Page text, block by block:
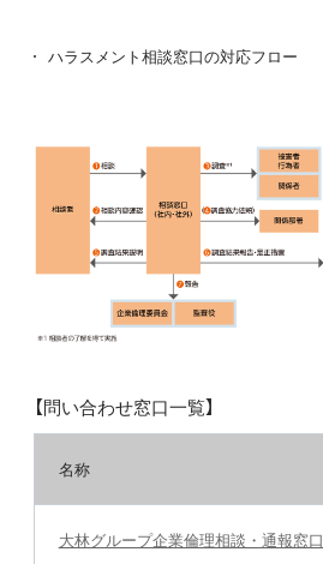
ハラスメント相談窓口の対応フロー
【問い合わせ窓口一覧】
名称
大林グループ企業倫理相談・通報窓口